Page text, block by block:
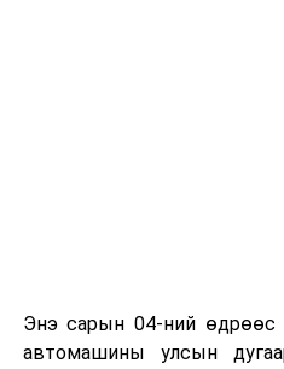
Энэ сарын 04-ний өдрөөс
автомашины улсын